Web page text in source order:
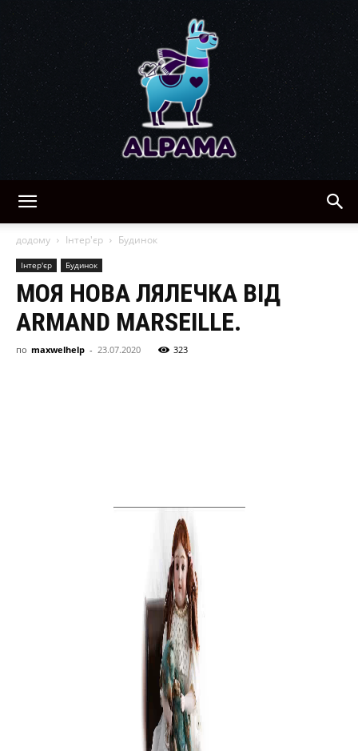
рецепти,
новини
знаменитостей
додому Інтер'єр Будинок
Інтер'єр Будинок
МОЯ НОВА ЛЯЛЕЧКА ВІД
ARMAND MARSEILLE.
по maxwelhelp - 23.07.2020 323